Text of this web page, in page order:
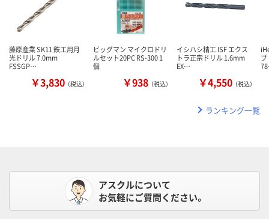
藤原産業 SK11 鉄工用月
光ドリル 7.0mm
FSSGP…
￥3,830 （税込）
ビッグマン マイクロドリ
ルセット20PC RS-300 1
個
￥938 （税込）
イシハシ精工 ISF エクス
トラ正宗ドリル 1.6mm
EX…
￥4,550 （税込）
ランキング一覧
アスクルについて
お気軽にご質問ください。